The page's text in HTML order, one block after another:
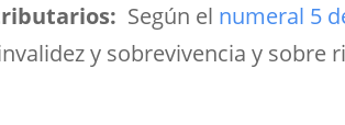
Según el numeral 5
y sobrevivencia y sobre